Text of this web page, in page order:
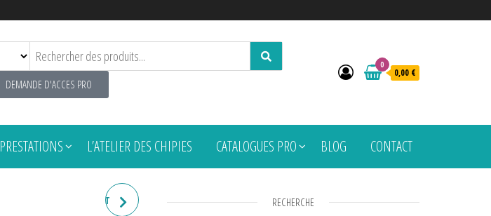
DEMANDE D'ACCES PRO
0
0,00 €
PRESTATIONS L’ATELIER DES CHIPIES CATALOGUES PRO BLOG CONTACT
SWEAT HOMME "LE P'TIOT RECHERCHE